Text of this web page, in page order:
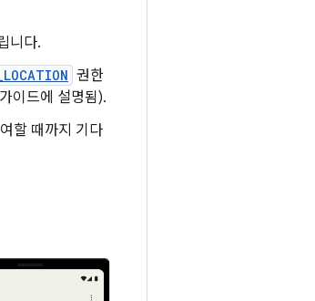
니다.
권한
이드에 설명됨).
할 때까지 기다